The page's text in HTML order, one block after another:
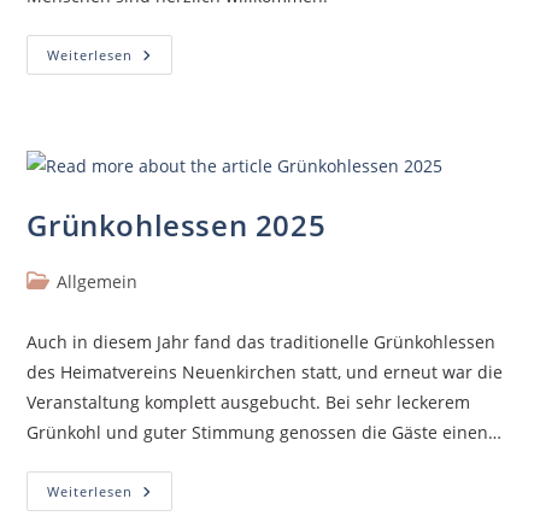
Weiterlesen
Grünkohlessen 2025
Allgemein
Auch in diesem Jahr fand das traditionelle Grünkohlessen
des Heimatvereins Neuenkirchen statt, und erneut war die
Veranstaltung komplett ausgebucht. Bei sehr leckerem
Grünkohl und guter Stimmung genossen die Gäste einen…
Weiterlesen